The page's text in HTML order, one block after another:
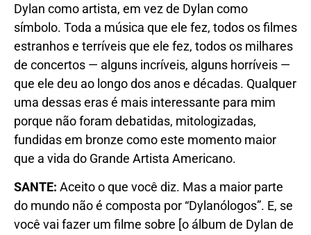
Dylan como artista, em vez de Dylan como
símbolo. Toda a música que ele fez, todos os filmes
estranhos e terríveis que ele fez, todos os milhares
de concertos — alguns incríveis, alguns horríveis —
que ele deu ao longo dos anos e décadas. Qualquer
uma dessas eras é mais interessante para mim
porque não foram debatidas, mitologizadas,
fundidas em bronze como este momento maior
que a vida do Grande Artista Americano.
SANTE: Aceito o que você diz. Mas a maior parte
do mundo não é composta por “Dylanólogos”. E, se
você vai fazer um filme sobre [o álbum de Dylan de